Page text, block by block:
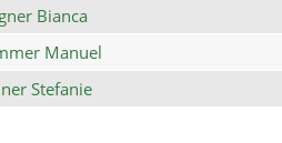
Bianca
Manuel
Stefanie